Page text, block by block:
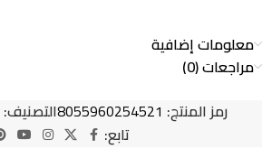
معلومات إضافية
مراجعات (0)
رمز المنتج: 8055960254521التصنيف:
تابع: